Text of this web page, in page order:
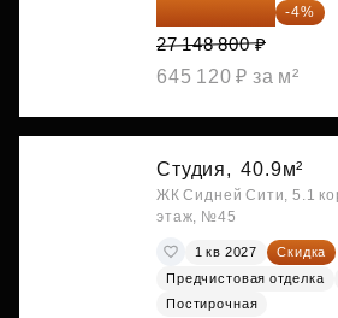
26 062 848 ₽ -4%
27 148 800 ₽
645 120 ₽ за м²
Студия, 40.9м²
ЖК Сидней Сити, 5.1
этаж, №45
1 кв 2027
Скидка
Предчистовая отделка
Постирочная